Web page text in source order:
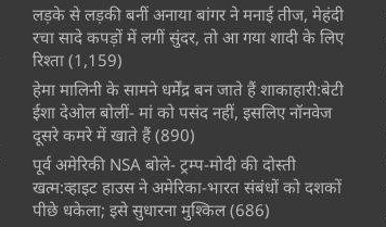
लड़के से लड़की बनीं अनाया बांगर ने मनाई तीज, मेहंदी
रचा सादे कपड़ों में लगीं सुंदर, तो आ गया शादी के लिए
रिश्ता (1,159)
हेमा मालिनी के सामने धर्मेंद्र बन जाते हैं शाकाहारी:बेटी
ईशा देओल बोलीं- मां को पसंद नहीं, इसलिए नॉनवेज
दूसरे कमरे में खाते हैं (890)
पूर्व अमेरिकी NSA बोले- ट्रम्प-मोदी की दोस्ती
खत्म:व्हाइट हाउस ने अमेरिका-भारत संबंधों को दशकों
पीछे धकेला; इसे सुधारना मुश्किल (686)